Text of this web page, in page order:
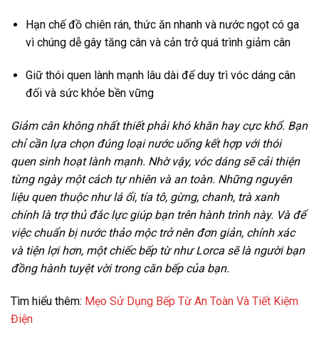
Hạn chế đồ chiên rán, thức ăn nhanh và nước ngọt có ga
vì chúng dễ gây tăng cân và cản trở quá trình giảm cân
Giữ thói quen lành mạnh lâu dài để duy trì vóc dáng cân
đối và sức khỏe bền vững
Giảm cân không nhất thiết phải khó khăn hay cực khổ. Bạn
chỉ cần lựa chọn đúng loại nước uống kết hợp với thói
quen sinh hoạt lành mạnh. Nhờ vậy, vóc dáng sẽ cải thiện
từng ngày một cách tự nhiên và an toàn. Những nguyên
liệu quen thuộc như lá ổi, tía tô, gừng, chanh, trà xanh
chính là trợ thủ đắc lực giúp bạn trên hành trình này. Và để
việc chuẩn bị nước thảo mộc trở nên đơn giản, chính xác
và tiện lợi hơn, một chiếc bếp từ như Lorca sẽ là người bạn
đồng hành tuyệt vời trong căn bếp của bạn.
Tìm hiểu thêm: Mẹo Sử Dụng Bếp Từ An Toàn Và Tiết Kiệm
Điện